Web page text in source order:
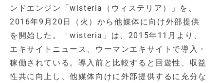
ンドエンジン「wisteria（ウィステリア）」を、
2016年9月20日（火）から他媒体に向け外部提供
を開始した。「wisteria」は、2015年11月より、
エキサイトニュース、ウーマンエキサイトで導入・
稼働されている。導入前と比較すると回遊性、収益
性共に向上し、他媒体向けに外部提供するに充分な